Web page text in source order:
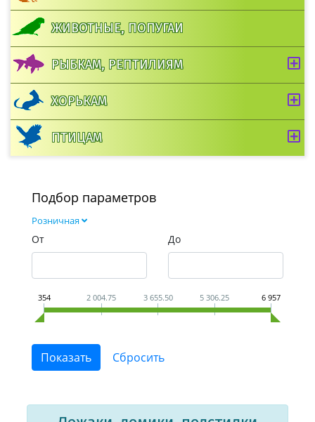
ЖИВОТНЫЕ, ПОПУГАИ
РЫБКАМ, РЕПТИЛИЯМ
ХОРЬКАМ
ПТИЦАМ
Подбор параметров
Розничная
От До
354 2 004.75 3 655.50 5 306.25 6 957